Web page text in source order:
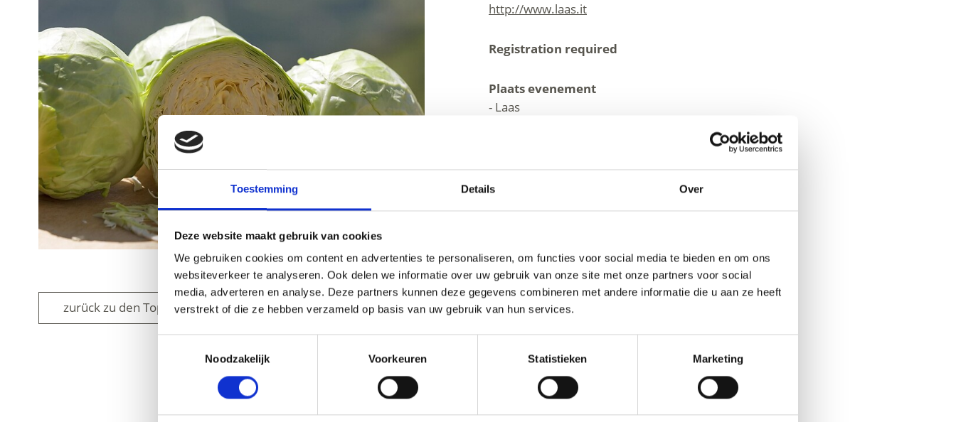
Toestemming Details Over
Deze website maakt gebruik van cookies
We gebruiken cookies om content en advertenties te personaliseren, om functies voor social media te bieden en om ons
websiteverkeer te analyseren. Ook delen we informatie over uw gebruik van onze site met onze partners voor social
media, adverteren en analyse. Deze partners kunnen deze gegevens combineren met andere informatie die u aan ze heeft
verstrekt of die ze hebben verzameld op basis van uw gebruik van hun services.
Noodzakelijk
Voorkeuren Statistieken Marketing
http://www.laas.it
Registration required
Plaats evenement
- Laas
39023
zurück zu den Top Events
WAS DE INHOUD NUTTIG VOOR U? No